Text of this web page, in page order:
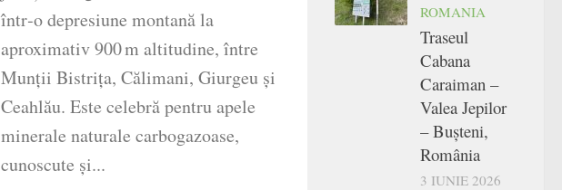
într‑o depresiune montană la
aproximativ 900 m altitudine, între
Munții Bistrița, Călimani, Giurgeu și
Ceahlău. Este celebră pentru apele
minerale naturale carbogazoase,
cunoscute și...
ROMANIA
Traseul
Cabana
Caraiman –
Valea Jepilor
– Bușteni,
România
3 IUNIE 2026